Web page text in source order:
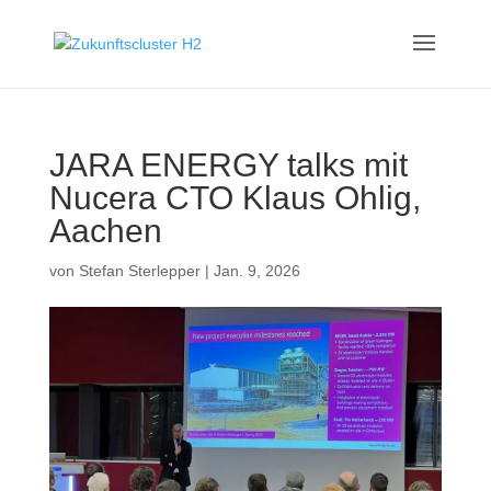
JARA ENERGY talks mit
Nucera CTO Klaus Ohlig,
Aachen
von Stefan Sterlepper| Jan. 9, 2026